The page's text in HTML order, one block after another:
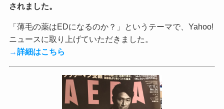
されました。
「薄毛の薬はEDになるのか？」というテーマで、Yahoo!
ニュースに取り上げていただきました。
→詳細はこちら